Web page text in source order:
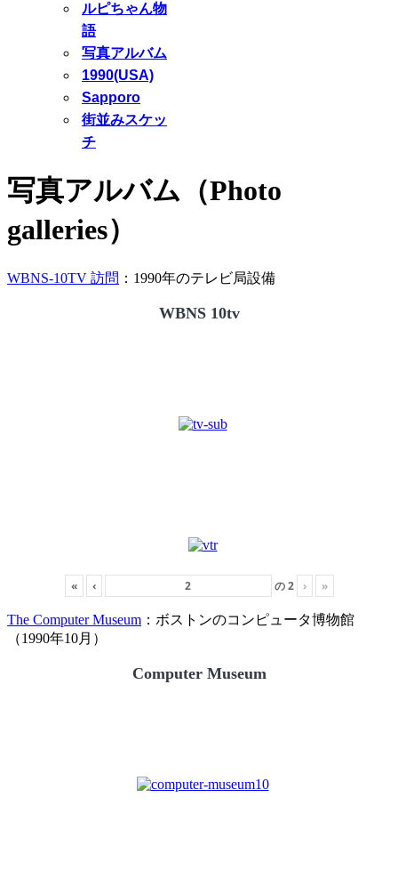
ルピちゃん物
語
写真アルバム
1990(USA)
Sapporo
街並みスケッ
チ
写真アルバム（Photo
galleries）
WBNS-10TV 訪問 ：1990年のテレビ局設備
WBNS 10tv
« ‹ の2 › »
The Computer Museum ：ボストンのコンピュータ博物館
（1990年10月）
Computer Museum